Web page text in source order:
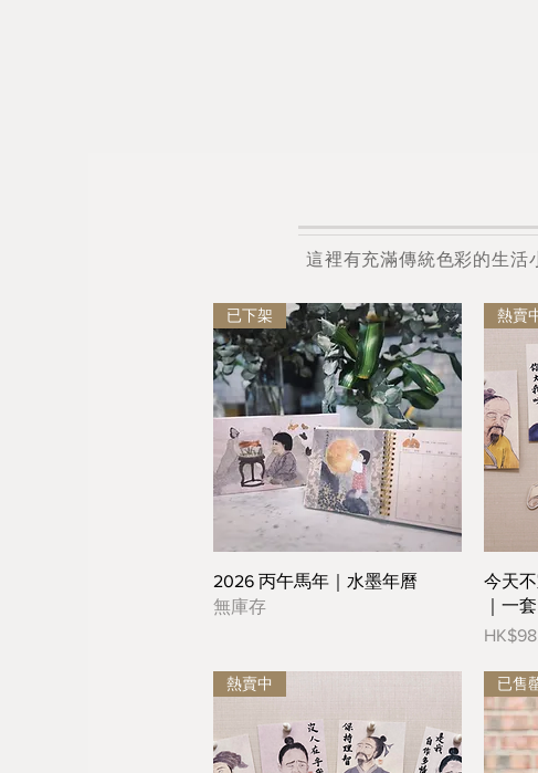
這裡有充滿傳統色彩的生活
已下架
2026 丙午馬年｜水墨年曆
無庫存
熱賣
今天
｜一
價格
熱賣中 已售